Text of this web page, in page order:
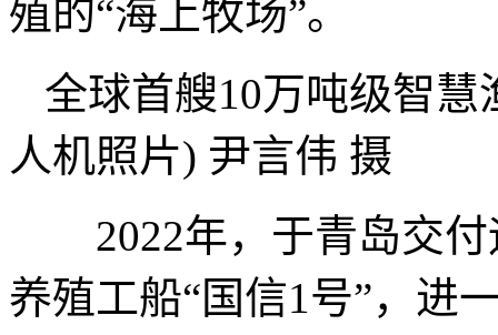
殖的“海上牧场”。
全球首艘10万吨级智慧
人机照片) 尹言伟 摄
2022年，于青岛交付
养殖工船“国信1号”，进